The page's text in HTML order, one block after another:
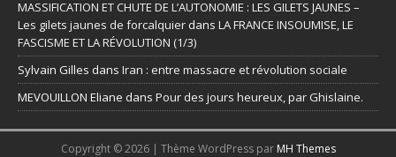
MASSIFICATION ET CHUTE DE L’AUTONOMIE : LES GILETS JAUNES –
Les gilets jaunes de forcalquier dans LA FRANCE INSOUMISE, LE
FASCISME ET LA RÉVOLUTION (1/3)
Sylvain Gilles dans Iran : entre massacre et révolution sociale
MEVOUILLON Eliane dans Pour des jours heureux, par Ghislaine.
Copyright © 2026 | Thème WordPress par MH Themes